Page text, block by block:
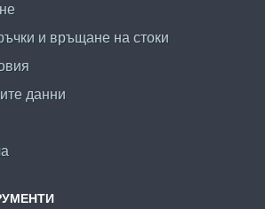
и връщане на стоки
данни